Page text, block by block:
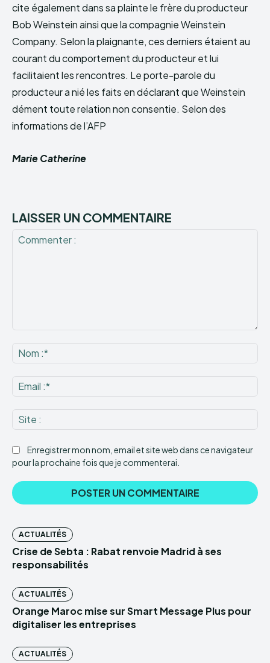
cite également dans sa plainte le frère du producteur
Bob Weinstein ainsi que la compagnie Weinstein
Company. Selon la plaignante, ces derniers étaient au
courant du comportement du producteur et lui
facilitaient les rencontres. Le porte-parole du
producteur a nié les faits en déclarant que Weinstein
dément toute relation non consentie. Selon des
informations de l’AFP
Marie Catherine
LAISSER UN COMMENTAIRE
:*
:*
:
Enregistrer mon nom, email et site web dans ce navigateur
pour la prochaine fois que je commenterai.
ACTUALITÉS
Crise de Sebta : Rabat renvoie Madrid à ses
responsabilités
ACTUALITÉS
Orange Maroc mise sur Smart Message Plus pour
digitaliser les entreprises
ACTUALITÉS